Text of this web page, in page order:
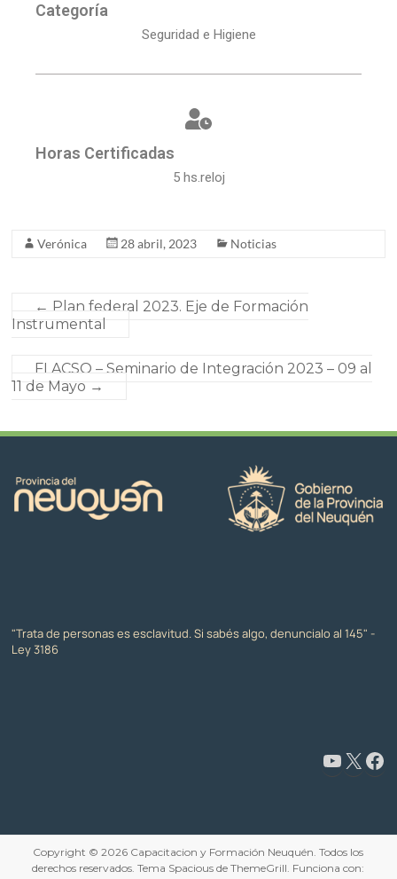
Categoría
Seguridad e Higiene
Horas Certificadas
5 hs.reloj
Verónica 28 abril, 2023 Noticias
← Plan federal 2023. Eje de Formación
Instrumental
FLACSO – Seminario de Integración 2023 – 09 al
11 de Mayo →
"Trata de personas es esclavitud. Si sabés algo, denuncialo al 145" -
Ley 3186
Copyright © 2026 Capacitacion y Formación Neuquén. Todos los
derechos reservados. Tema Spacious de ThemeGrill. Funciona con: